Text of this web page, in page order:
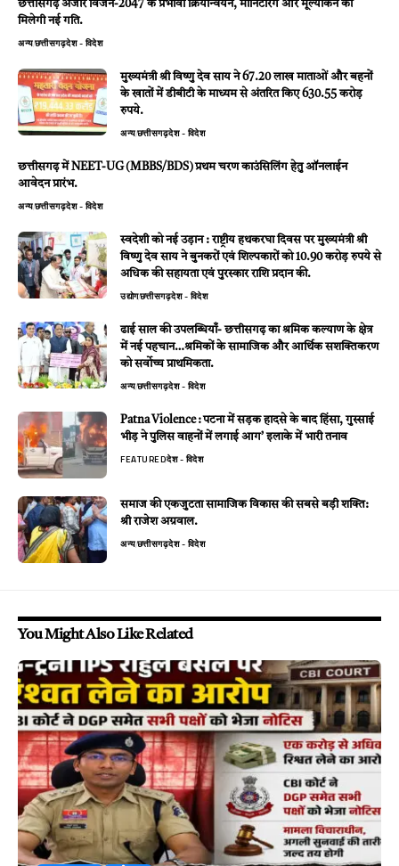
छत्तीसगढ़ अंजोर विजन-2047 के प्रभावी क्रियान्वयन, मॉनिटरिंग और मूल्यांकन को
मिलेगी नई गति.
अन्यछत्तीसगढ़देश - विदेश
मुख्यमंत्री श्री विष्णु देव साय ने 67.20 लाख माताओं और बहनों
के खातों में डीबीटी के माध्यम से अंतरित किए 630.55 करोड़
रुपये.
अन्यछत्तीसगढ़देश - विदेश
छत्तीसगढ़ में NEET-UG (MBBS/BDS) प्रथम चरण काउंसिलिंग हेतु ऑनलाईन
आवेदन प्रारंभ.
अन्यछत्तीसगढ़देश - विदेश
स्वदेशी को नई उड़ान : राष्ट्रीय हथकरघा दिवस पर मुख्यमंत्री श्री
विष्णु देव साय ने बुनकरों एवं शिल्पकारों को 10.90 करोड़ रुपये से
अधिक की सहायता एवं पुरस्कार राशि प्रदान की.
उद्योगछत्तीसगढ़देश - विदेश
ढाई साल की उपलब्धियाँ- छत्तीसगढ़ का श्रमिक कल्याण के क्षेत्र
में नई पहचान…श्रमिकों के सामाजिक और आर्थिक सशक्तिकरण
को सर्वाेच्च प्राथमिकता.
अन्यछत्तीसगढ़देश - विदेश
Patna Violence : पटना में सड़क हादसे के बाद हिंसा, गुस्साई
भीड़ ने पुलिस वाहनों में लगाई आग’ इलाके में भारी तनाव
FEATUREDदेश - विदेश
समाज की एकजुटता सामाजिक विकास की सबसे बड़ी शक्ति:
श्री राजेश अग्रवाल.
अन्यछत्तीसगढ़देश - विदेश
You Might Also Like Related